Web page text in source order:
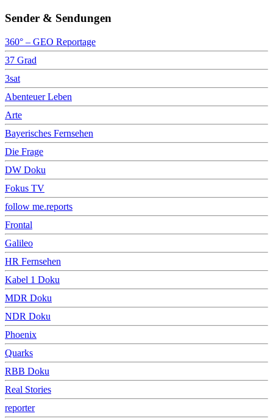
Sender & Sendungen
360° – GEO Reportage
37 Grad
3sat
Abenteuer Leben
Arte
Bayerisches Fernsehen
Die Frage
DW Doku
Fokus TV
follow me.reports
Frontal
Galileo
HR Fernsehen
Kabel 1 Doku
MDR Doku
NDR Doku
Phoenix
Quarks
RBB Doku
Real Stories
reporter